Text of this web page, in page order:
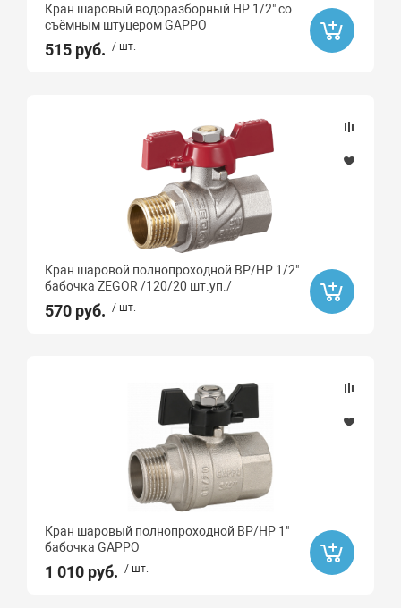
Кран шаровый водоразборный НР 1/2" со
съёмным штуцером GAPPO
515 руб. / шт.
Кран шаровой полнопроходной ВР/НР 1/2"
бабочка ZEGOR /120/20 шт.уп./
570 руб. / шт.
Кран шаровый полнопроходной ВР/НР 1"
бабочка GAPPO
1 010 руб. / шт.